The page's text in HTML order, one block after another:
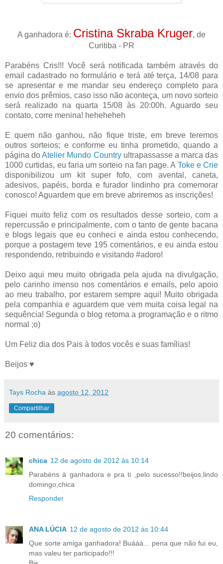
A ganhadora é: Cristina Skraba Kruger, de
Curitiba - PR
Parabéns Cris!!! Você será notificada também através do
email cadastrado no formulário e terá até terça, 14/08 para
se apresentar e me mandar seu endereço completo para
envio dos prêmios, caso isso não aconteça, um novo sorteio
será realizado na quarta 15/08 às 20:00h. Aguardo seu
contato, corre menina! heheheheh
E quem não ganhou, não fique triste, em breve teremos
outros sorteios; e conforme eu tinha prometido, quando a
página doAtelier Mundo Countryultrapassasse a marca das
1000 curtidas, eu faria um sorteio na fan page. A Toke e Crie
disponibilizou um kit super fofo, com avental, caneta,
adesivos, papéis, borda e furador lindinho pra comemorar
conosco! Aguardem que em breve abriremos as inscrições!
Fiquei muito feliz com os resultados desse sorteio, com a
repercussão e principalmente, com o tanto de gente bacana
e blogs legais que eu conheci e ainda estou conhecendo,
porque a postagem teve 195 comentários, e eu ainda estou
respondendo, retribuindo e visitando #adoro!
Deixo aqui meu muito obrigada pela ajuda na divulgação,
pelo carinho imenso nos comentários e emails, pelo apoio
ao meu trabalho, por estarem sempre aqui! Muito obrigada
pela companhia e aguardem que vem muita coisa legal na
sequência! Segunda o blog retoma a programação e o ritmo
normal ;o)
Um Feliz dia dos Pais à todos vocês e suas famílias!
Beijos ♥
Tays Rocha às agosto 12, 2012
Compartilhar
20 comentários:
chica 12 de agosto de 2012 às 10:14
Parabéns à ganhadora e pra ti ,pelo sucesso!!beijos,lindo
domingo,chica
Responder
ANA LÚCIA 12 de agosto de 2012 às 10:44
Que sorte amiga ganhadora! Buááá... pena que não fui eu,
mas valeu ter participado!!!